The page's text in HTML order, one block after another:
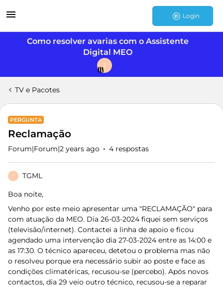
Login
Como resolver avarias com o Assistente
Digital MEO
J
TV e Pacotes
PERGUNTA
Reclamação
Forum|Forum|2 years ago 4 respostas
T TGML
Boa noite,
Venho por este meio apresentar uma "RECLAMAÇÃO" para
com atuação da MEO. Dia 26-03-2024 fiquei sem serviços
(televisão/internet). Contactei a linha de apoio e ficou
agendado uma intervenção dia 27-03-2024 entre as 14:00 e
as 17:30. O técnico apareceu, detetou o problema mas não
o resolveu porque era necessário subir ao poste e face as
condições climatéricas, recusou-se (percebo). Após novos
contactos, dia 29 veio outro técnico, recusou-se a reparar